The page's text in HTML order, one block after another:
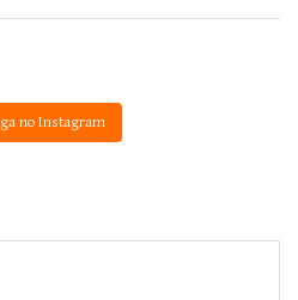
no Instagram